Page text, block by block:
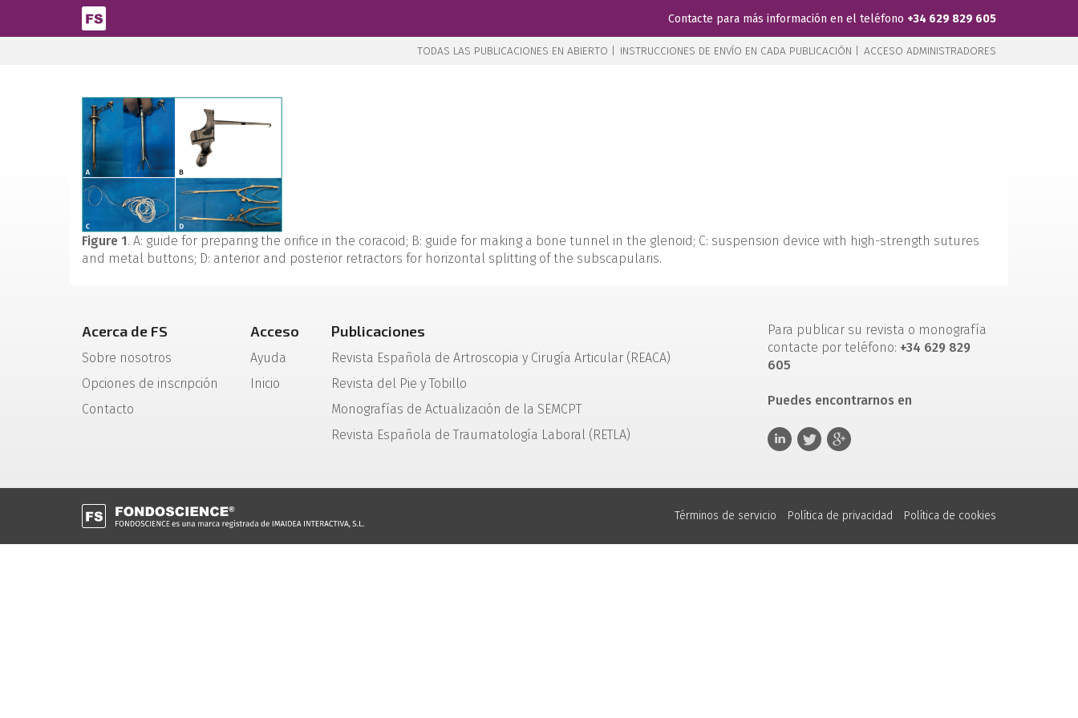
Pasar al contenido principal
Contacte para más información en el teléfono +34 629 829 605
TODAS LAS PUBLICACIONES EN ABIERTO | INSTRUCCIONES DE ENVÍO EN CADA PUBLICACIÓN | ACCESO ADMINISTRADORES
Figure 1. A: guide for preparing the orifice in the coracoid; B: guide for making a bone tunnel in the glenoid; C: suspension device with high-strength sutures
and metal buttons; D: anterior and posterior retractors for horizontal splitting of the subscapularis.
Acerca de FS
Sobre nosotros
Opciones de inscripción
Contacto
Acceso
Ayuda
Inicio
Publicaciones
Revista Española de Artroscopia y Cirugía Articular (REACA)
Revista del Pie y Tobillo
Monografías de Actualización de la SEMCPT
Revista Española de Traumatología Laboral (RETLA)
Para publicar su revista o monografía
contacte por teléfono: +34 629 829
605
Puedes encontrarnos en
Términos de servicio Política de privacidad Política de cookies